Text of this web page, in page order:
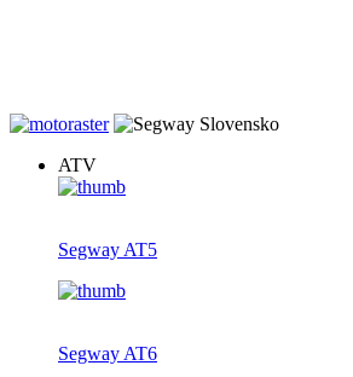
ATV
Segway AT5
Segway AT6